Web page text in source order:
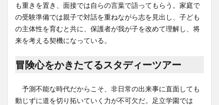
も重きを置き、面接では自らの言葉で語ってもらう。家庭で
の受験準備では親子で対話を重ねながら志を見出し、子ども
の主体性を育むと共に、保護者が我が子を改めて理解し、将
来を考える契機になっている。
冒険心をかきたてるスタディーツアー
予測不能な時代だからこそ、非日常の出来事に直面しても
動じずに道を切り拓いていく力が不可欠だ。足立学園では